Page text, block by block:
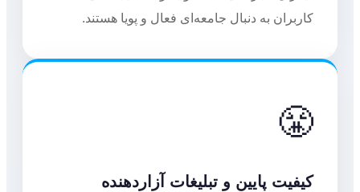
کاربران به دنبال جامعه‌ای فعال و پویا هستند.
😤
کیفیت پایین و تبلیغات آزاردهنده